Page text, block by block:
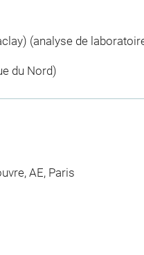
(analyse de
du Nord)
AE, Paris